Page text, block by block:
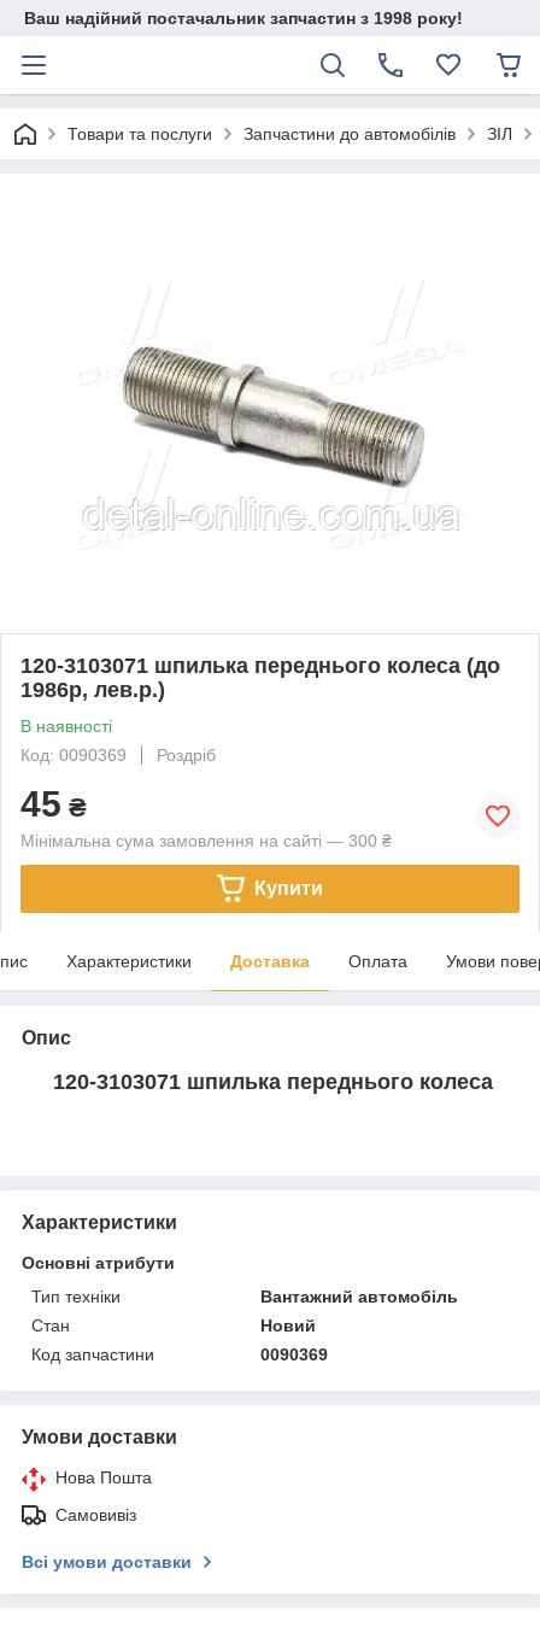
Ваш надійний постачальник запчастин з 1998 року!
Товари та послуги Запчастини до автомобілів ЗІЛ
120-3103071 шпилька переднього колеса (до
1986р, лев.р.)
В наявності
Код: 0090369
Роздріб
45 ₴
Мінімальна сума замовлення на сайті — 300 ₴
Купити
Характеристики Доставка Оплата Умови
Опис
120-3103071 шпилька переднього колеса
Характеристики
Основні атрибути
Тип техніки
Вантажний автомобіль
Стан
Новий
Код запчастини
0090369
Умови доставки
Нова Пошта
Самовивіз
Всі умови доставки